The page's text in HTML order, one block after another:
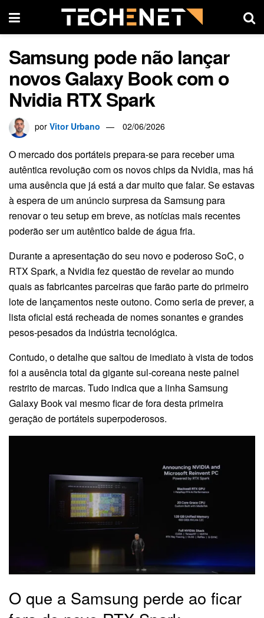
Samsung pode não lançar
novos Galaxy Book com o
Nvidia RTX Spark
por Vitor Urbano 02/06/2026
O mercado dos portáteis prepara-se para receber uma
autêntica revolução com os novos chips da Nvidia, mas há
uma ausência que já está a dar muito que falar. Se estavas
à espera de um anúncio surpresa da Samsung para
renovar o teu setup em breve, as notícias mais recentes
poderão ser um autêntico balde de água fria.
Durante a apresentação do seu novo e poderoso SoC, o
RTX Spark, a Nvidia fez questão de revelar ao mundo
quais as fabricantes parceiras que farão parte do primeiro
lote de lançamentos neste outono. Como seria de prever, a
lista oficial está recheada de nomes sonantes e grandes
pesos-pesados da indústria tecnológica.
Contudo, o detalhe que saltou de imediato à vista de todos
foi a ausência total da gigante sul-coreana neste painel
restrito de marcas. Tudo indica que a linha Samsung
Galaxy Book vai mesmo ficar de fora desta primeira
geração de portáteis superpoderosos.
O que a Samsung perde ao ficar